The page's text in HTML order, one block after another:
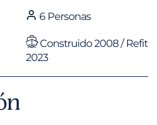
6 Personas
Construido 2008 / Refit
2023